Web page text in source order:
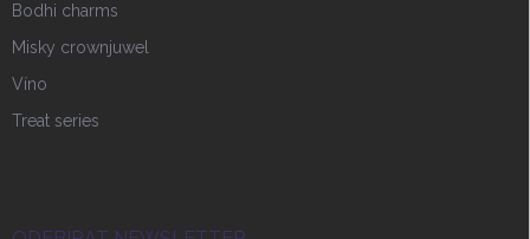
Bodhi charms
Misky crownjuwel
Víno
Treat series